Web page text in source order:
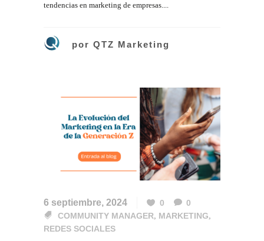
tendencias en marketing de empresas....
por QTZ Marketing
6 septiembre, 2024 0
0
COMMUNITY MANAGER, MARKETING,
REDES SOCIALES